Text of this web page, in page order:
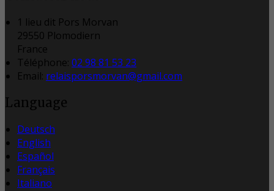
1 lieu dit Pors Morvan
29550 Plomodiern
France
Téléphone: 02 98 81 53 23
Email: relaisporsmorvan@gmail.com
Language
Deutsch
English
Español
Français
Italiano